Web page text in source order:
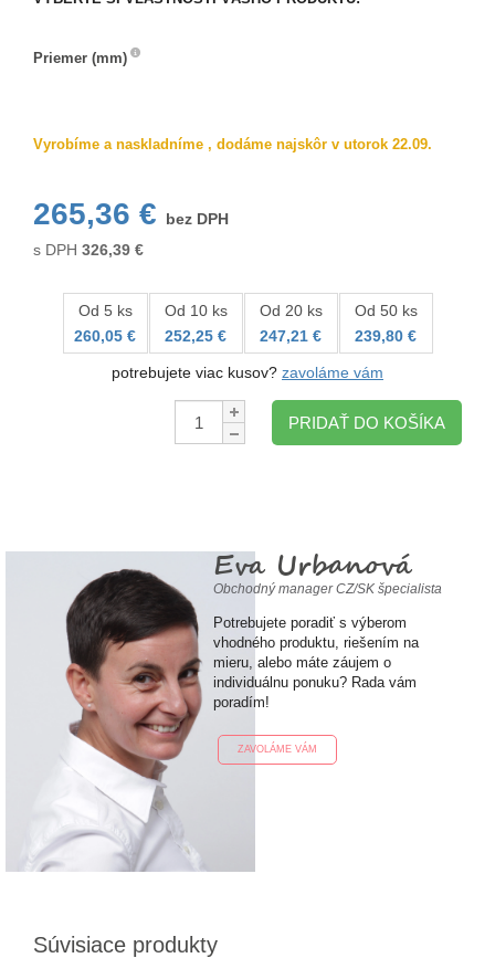
Priemer (mm)
Vyrobíme a naskladníme , dodáme najskôr v utorok 22.09.
265,36 €
bez DPH
s DPH 326,39 €
Od 5 ks
260,05 €
Od 10 ks
252,25 €
Od 20 ks
247,21 €
Od 50 ks
239,80 €
potrebujete viac kusov? zavoláme vám
Množstvo:
PRIDAŤ DO KOŠÍKA
Eva Urbanová
Obchodný manager CZ/SK špecialista
Potrebujete poradiť s výberom
vhodného produktu, riešením na
mieru, alebo máte záujem o
individuálnu ponuku? Rada vám
poradím!
ZAVOLÁME VÁM
Súvisiace produkty